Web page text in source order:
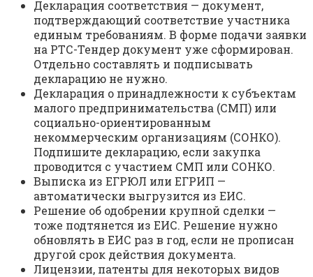
Декларация соответствия — документ,
подтверждающий соответствие участника
единым требованиям. В форме подачи заявки
на РТС-Тендер документ уже сформирован.
Отдельно составлять и подписывать
декларацию не нужно.
Декларация о принадлежности к субъектам
малого предпринимательства (СМП) или
социально-ориентированным
некоммерческим организациям (СОНКО).
Подпишите декларацию, если закупка
проводится с участием СМП или СОНКО.
Выписка из ЕГРЮЛ или ЕГРИП —
автоматически выгрузится из ЕИС.
Решение об одобрении крупной сделки —
тоже подтянется из ЕИС. Решение нужно
обновлять в ЕИС раз в год, если не прописан
другой срок действия документа.
Лицензии, патенты для некоторых видов